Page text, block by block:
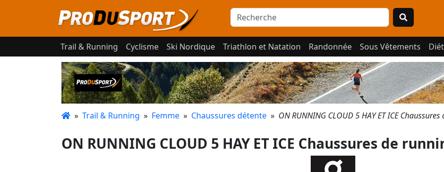
Trail & Running Cyclisme Ski Nordique Triathlon et Natation Randonnée Sous Vêtements
» Trail & Running » Femme » Chaussures détente » ON RUNNING CLOUD 5 HAY ET ICE
ON RUNNING CLOUD 5 HAY ET ICE Chaussures de